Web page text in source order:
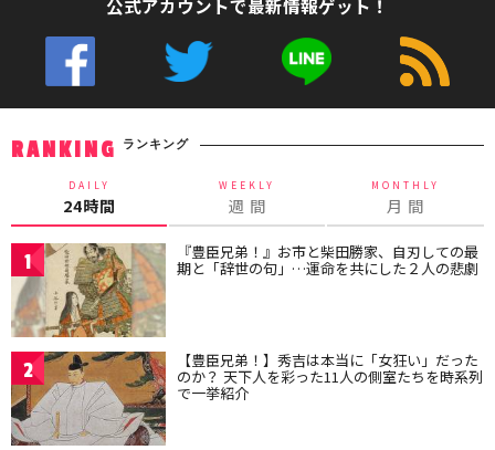
公式アカウントで最新情報ゲット！
RANKING ランキング
DAILY
24時間
WEEKLY
週 間
MONTHLY
月 間
1 『豊臣兄弟！』お市と柴田勝家、自刃しての最
期と「辞世の句」…運命を共にした２人の悲劇
2 【豊臣兄弟！】秀吉は本当に「女狂い」だった
のか？ 天下人を彩った11人の側室たちを時系列
で一挙紹介